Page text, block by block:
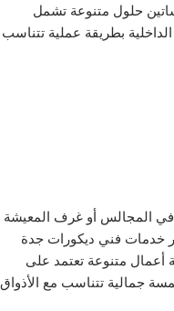
حلول متنوعة تشمل
بطريقة عملية تتناسب
في المجالس أو غرف المعيشة
خدمات فني ديكورات جدة
أعمال متنوعة تعتمد على
جمالية تتناسب مع الأذواق